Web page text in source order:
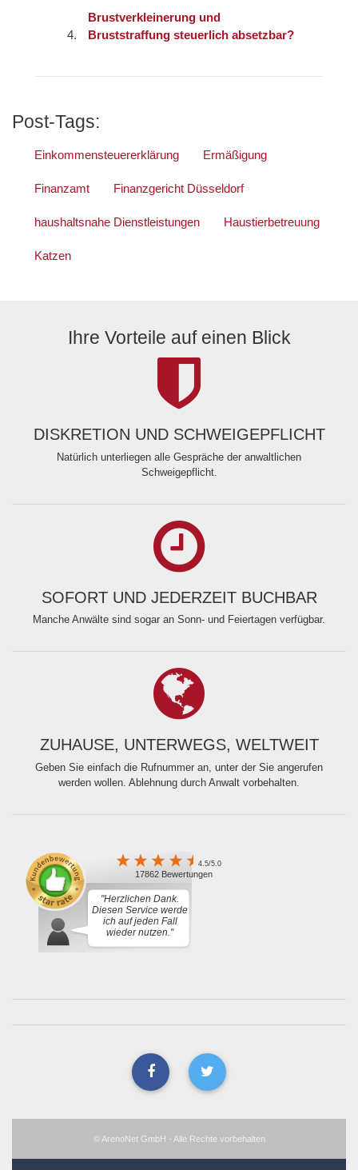
Brustverkleinerung und
Bruststraffung steuerlich absetzbar?
Post-Tags:
Einkommensteuererklärung Ermäßigung
Finanzamt Finanzgericht Düsseldorf
haushaltsnahe Dienstleistungen Haustierbetreuung
Katzen
Ihre Vorteile auf einen Blick
DISKRETION UND SCHWEIGEPFLICHT
Natürlich unterliegen alle Gespräche der anwaltlichen
Schweigepflicht.
SOFORT UND JEDERZEIT BUCHBAR
Manche Anwälte sind sogar an Sonn- und Feiertagen verfügbar.
ZUHAUSE, UNTERWEGS, WELTWEIT
Geben Sie einfach die Rufnummer an, unter der Sie angerufen
werden wollen. Ablehnung durch Anwalt vorbehalten.
4.5/5.0
17862 Bewertungen
"Herzlichen Dank.
Diesen Service werde
ich auf jeden Fall
wieder nutzen."
© ArenoNet GmbH - Alle Rechte vorbehalten